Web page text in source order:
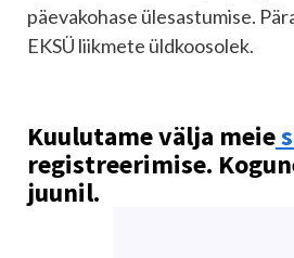
päevakohase ülesastumise.
EKSÜ liikmete üldkoosolek.
Kuulutame välja meie
registreerimise.
juunil.